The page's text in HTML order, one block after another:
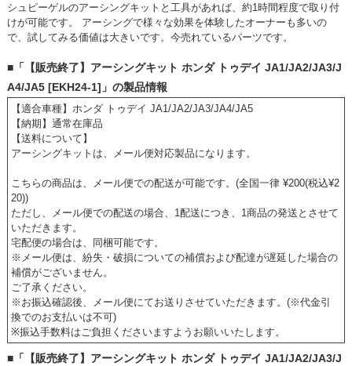
シュピーゲルのアーシングキットと工具があれば、約1時間程度で取り付
けが可能です。 アーシングで様々な効果を体験したオーナーも多いの
で、試してみる価値は大きいです。今売れているパーツです。
■「【販売終了】アーシングキット ホンダ トゥデイ JA1/JA2/JA3/J
A4/JA5 [EKH24-1]」の製品情報
【適合車種】ホンダ トゥデイ JA1/JA2/JA3/JA4/JA5
【納期】通常在庫品
【送料について】
アーシングキットは、メール便対応製品になります。
こちらの商品は、メール便での配送が可能です。(全国一律 ¥200(税込¥2
20))
ただし、メール便での配送の場合、1配送につき、1商品の発送とさせて
いただきます。
宅配便の場合は、同梱可能です。
※メール便は、紛失・破損についての補償および配達が遅延した場合の
補償がございません。
ご了承ください。
※お振込確認後、メール便にてお送りさせていただきます。(※代金引
換でのお支払いは不可)
※振込手数料はご負担くださいますようお願いいたします。
■「【販売終了】アーシングキット ホンダ トゥデイ JA1/JA2/JA3/J